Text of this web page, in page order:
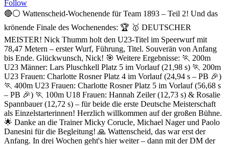
Follow
🔴⚪ Wattenscheid-Wochenende für Team 1893 – Teil 2! Und das
krönende Finale des Wochenendes: 🏆 🥇 DEUTSCHER
MEISTER! Nick Thumm holt den U23-Titel im Speerwurf mit
78,47 Metern – erster Wurf, Führung, Titel. Souverän von Anfang
bis Ende. Glückwunsch, Nick! 🎯 Weitere Ergebnisse: 🏃 200m
U23 Männer: Lars Pluschkell Platz 5 im Vorlauf (21,98 s) 🏃 200m
U23 Frauen: Charlotte Rosner Platz 4 im Vorlauf (24,94 s – PB 🎉)
🏃 400m U23 Frauen: Charlotte Rosner Platz 5 im Vorlauf (56,68 s
– PB 🎉) 🏃 100m U18 Frauen: Hannah Zeiler (12,73 s) & Rosalie
Spannbauer (12,72 s) – für beide die erste Deutsche Meisterschaft
als Einzelstarterinnen! Herzlich willkommen auf der großen Bühne.
🌟 Danke an die Trainer Micky Corucle, Michael Nager und Paolo
Danesini für die Begleitung! 🙏 Wattenscheid, das war erst der
Anfang. In drei Wochen geht's hier weiter – dann mit der DM der